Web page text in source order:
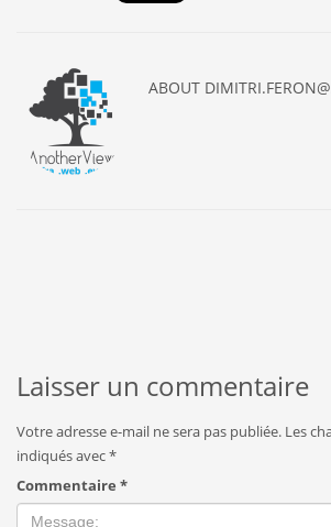
ABOUT
Laisser un commentaire
Votre adresse e-mail ne sera pas publiée. Les
indiqués avec*
Commentaire *